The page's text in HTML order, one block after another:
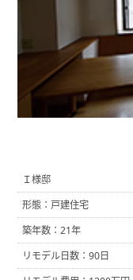
Ｉ様邸
形態：戸建住宅
築年数：21年
リモデル日数：90日